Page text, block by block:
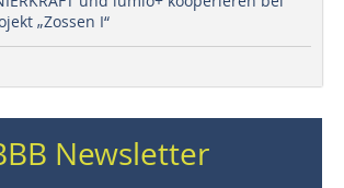
„Zossen I“
Newsletter